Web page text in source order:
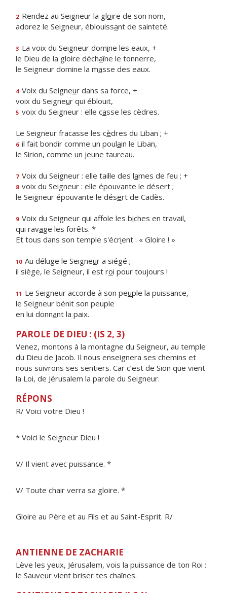
2 Rendez au Seigneur la gloire de son nom,
adorez le Seigneur, éblouissant de sainteté.
3 La voix du Seigneur domine les eaux, +
le Dieu de la gloire déchaîne le tonnerre,
le Seigneur domine la masse des eaux.
4 Voix du Seigneur dans sa force, +
voix du Seigneur qui éblouit,
5 voix du Seigneur : elle casse les cèdres.
Le Seigneur fracasse les cèdres du Liban ; +
6 il fait bondir comme un poulain le Liban,
le Sirion, comme un jeune taureau.
7 Voix du Seigneur : elle taille des lames de feu ; +
8 voix du Seigneur : elle épouvante le désert ;
le Seigneur épouvante le désert de Cadès.
9 Voix du Seigneur qui affole les biches en travail,
qui ravage les forêts. *
Et tous dans son temple s'écrient : « Gloire ! »
10 Au déluge le Seigneur a siégé ;
il siège, le Seigneur, il est roi pour toujours !
11 Le Seigneur accorde à son peuple la puissance,
le Seigneur bénit son peuple
en lui donnant la paix.
PAROLE DE DIEU : (IS 2, 3)
Venez, montons à la montagne du Seigneur, au temple
du Dieu de Jacob. Il nous enseignera ses chemins et
nous suivrons ses sentiers. Car c’est de Sion que vient
la Loi, de Jérusalem la parole du Seigneur.
RÉPONS
R/ Voici votre Dieu !
* Voici le Seigneur Dieu !
V/ Il vient avec puissance. *
V/ Toute chair verra sa gloire. *
Gloire au Père et au Fils et au Saint-Esprit. R/
ANTIENNE DE ZACHARIE
Lève les yeux, Jérusalem, vois la puissance de ton Roi :
le Sauveur vient briser tes chaînes.